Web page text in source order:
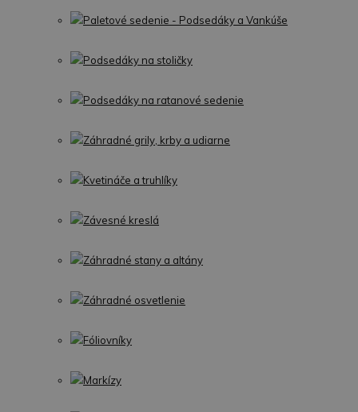
Paletové sedenie - Podsedáky a Vankúše
Podsedáky na stoličky
Podsedáky na ratanové sedenie
Záhradné grily, krby a udiarne
Kvetináče a truhlíky
Závesné kreslá
Záhradné stany a altány
Záhradné osvetlenie
Fóliovníky
Markízy